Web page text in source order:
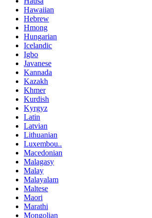
Hawaiian
Hebrew
Hmong
Hungarian
Icelandic
Igbo
Javanese
Kannada
Kazakh
Khmer
Kurdish
Kyrgyz
Latin
Latvian
Lithuanian
Luxembou..
Macedonian
Malagasy
Malay
Malayalam
Maltese
Maori
Marathi
Mongolian